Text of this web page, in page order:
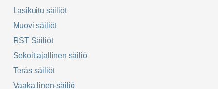
Lasikuitu säiliöt
Muovi säiliöt
RST Säiliöt
Sekoittajallinen säiliö
Teräs säiliöt
Vaakallinen-säiliö